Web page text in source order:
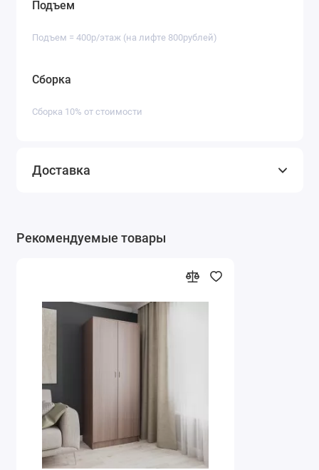
Подъем
Подъем = 400р/этаж (на лифте 800рублей)
Сборка
Сборка 10% от стоимости
Доставка
Рекомендуемые товары